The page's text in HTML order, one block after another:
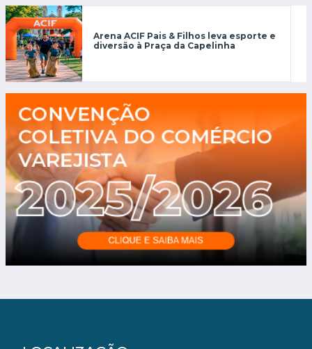
Arena ACIF Pais & Filhos leva esporte e
diversão à Praça da Capelinha